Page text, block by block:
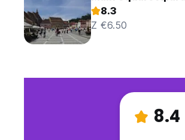
8.3
Z €6.50
8.4